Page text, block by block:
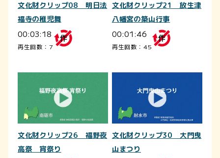
文化財クリップ08 明日法
福寺の稚児舞
00:03:18
再生回数：7
文化財クリップ21 放生津
八幡宮の築山行事
00:01:46
再生回数：45
文化財クリップ26 福野夜
高祭 宵祭り
文化財クリップ30 大門曳
山まつり